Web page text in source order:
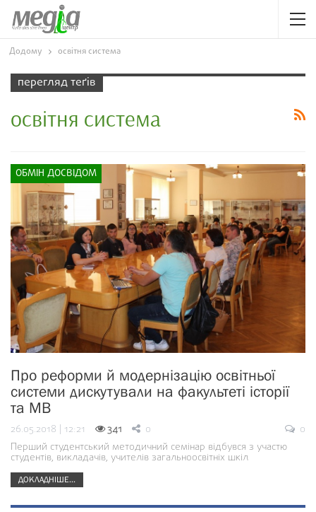
Додому освітня система
перегляд теґів
освітня система
ОБМІН ДОСВІДОМ
Про реформи й модернізацію освітньої
системи дискутували на факультеті історії
та МВ
26.05.2018 | 12:21 341 0
0
Перший студентський методичний семінар відбувся з участю
студентів, викладачів, учителів загальноосвітніх шкіл
ДОКЛАДНІШЕ...